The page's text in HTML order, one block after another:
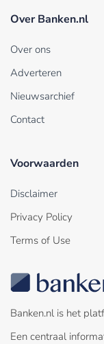
Over Banken.nl
Over ons
Adverteren
Nieuwsarchief
Contact
Voorwaarden
Disclaimer
Privacy Policy
Terms of Use
Banken.nl is het
Een centraal